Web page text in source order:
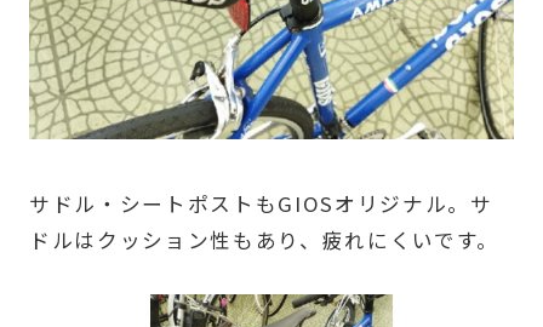
サドル・シートポストもGIOSオリジナル。サ
ドルはクッション性もあり、疲れにくいです。